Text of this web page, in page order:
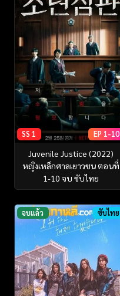
SS 1 EP 1-10
Juvenile Justice (2022)
หญิงเหล็กศาลเยาวชน ตอนที่
1-10 จบ ซับไทย
จบแล้ว ซับไทย